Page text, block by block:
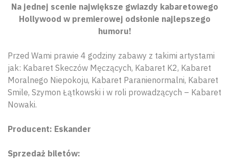
Na jednej scenie największe gwiazdy kabaretowego
Hollywood w premierowej odsłonie najlepszego
humoru!
Przed Wami prawie 4 godziny zabawy z takimi artystami
jak: Kabaret Skeczów Męczących, Kabaret K2, Kabaret
Moralnego Niepokoju, Kabaret Paranienormalni, Kabaret
Smile, Szymon Łątkowski i w roli prowadzących – Kabaret
Nowaki.
Producent: Eskander
Sprzedaż biletów: